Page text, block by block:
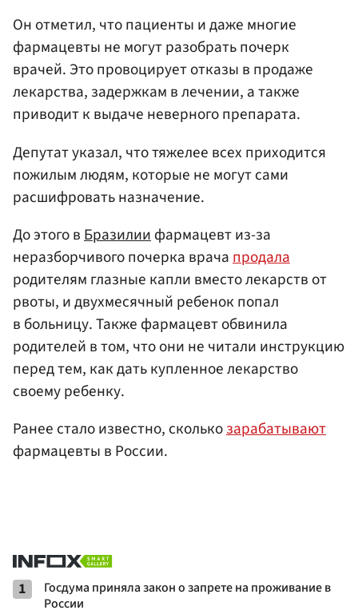
Он отметил, что пациенты и даже многие
фармацевты не могут разобрать почерк
врачей. Это провоцирует отказы в продаже
лекарства, задержкам в лечении, а также
приводит к выдаче неверного препарата.
Депутат указал, что тяжелее всех приходится
пожилым людям, которые не могут сами
расшифровать назначение.
До этого вБразилиифармацевт из-за
неразборчивого почерка врачапродала
родителям глазные капли вместо лекарств от
рвоты, и двухмесячный ребенок попал
в больницу. Также фармацевт обвинила
родителей в том, что они не читали инструкцию
перед тем, как дать купленное лекарство
своему ребенку.
Ранее стало известно, сколькозарабатывают
фармацевты в России.
1
Госдума приняла закон о запрете на проживание в
России